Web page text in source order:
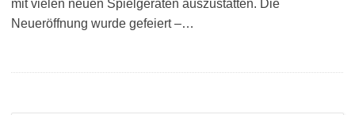
mit vielen neuen Spielgeräten auszustatten. Die
Neueröffnung wurde gefeiert –…